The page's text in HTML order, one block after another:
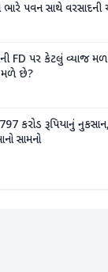
પવન સાથે વરસાદની
FD પર કેટલું વ્યાજ
મળે છે?
કરોડ રૂપિયાનું
સામનો